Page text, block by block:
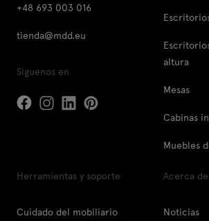
+48 693 003 016
tienda@mdd.eu
Síguenos en
altura
Mesas
Cabinas
Muebles
Herramientas y soporte
Cuidado del mobiliario
Acerca
Noticias